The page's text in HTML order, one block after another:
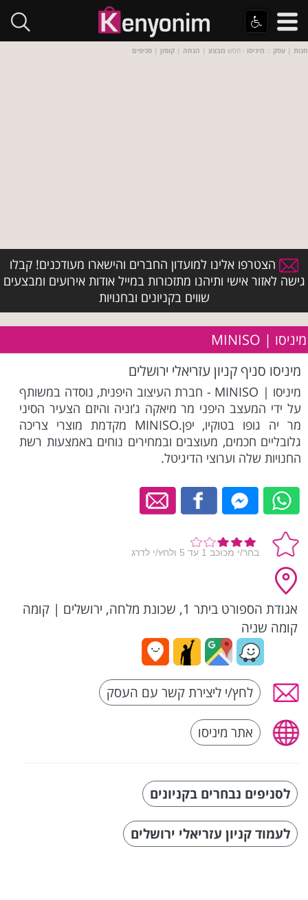
חנות | עסק :: מיניסו - חפש מבצע | הנחה | קופון | סניפים
הצטרפו אלינו למועדון החברים והישארו מעודכנים! קבלו
גישה לאזור אישי ותיהנו מתזכורות במייל אודות אירועים ומבצעים
שווים בקניונים ובחנויות
מיניסו | MINISO
מיניסו סניף קניון עזריאלי ירושלים
מיניסו | MINISO - חברת העיצוב היפנית, נוסדה במשותף
על ידי המעצב היפני מר מיאקה ג’וניה והיזם הצעיר הסיני
מר יה גופו בטוקיו, יפן.MINISO מקדמת מוצרי צריכה
גלובליים חכמים, מעוצבים ובמחירים נוחים באמצעות רשת
החנויות שלה וערוצי הדיגיטל.
אגודת הספורט ביתר 1, שכונת מלחה, ירושלים | קומה
קומה שניה
לחץ/י ליצירת קשר עם העסק
אתר מיניסו
לסניפים נבחרים בקניונים
לעמוד קניון עזריאלי ירושלים